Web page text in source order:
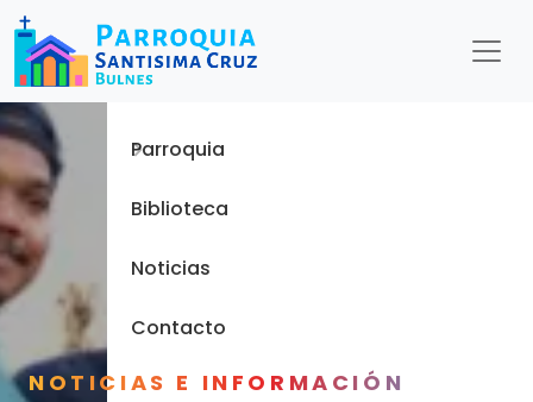
NOTICIAS E INFORMACIÓN
Menu
Inicio
Parroquia
Biblioteca
Noticias
Contacto